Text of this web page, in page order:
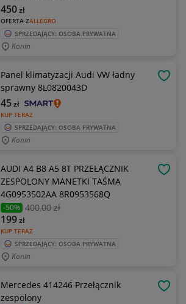
OFERTA ZALLEGRO
450zł
SPRZEDAJĄCY: OSOBA PRYWATNA
Konin
Panel klimatyzacji Audi VW ładny
sprawny 8L0820043D
KUP TERAZ
45zł
SPRZEDAJĄCY: OSOBA PRYWATNA
Konin
AUDI A4 B8 A5 8T PRZEŁĄCZNIK
ZESPOLONY MANETKI TAŚMA
4G0953502AA 8R0953568Q
-50% 400,00 zł
KUP TERAZ
199zł
SPRZEDAJĄCY: OSOBA PRYWATNA
Konin
Mercedes 414246 Przełącznik
zespolony